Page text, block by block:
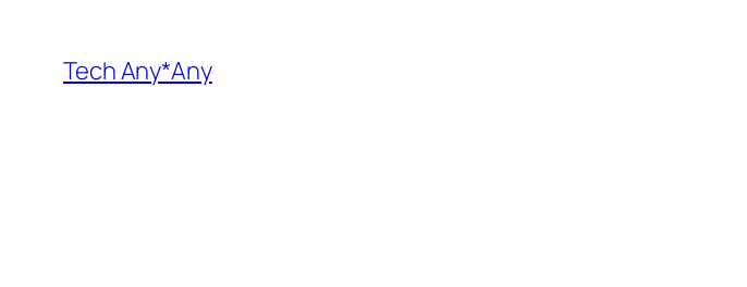
Tech Any*Any